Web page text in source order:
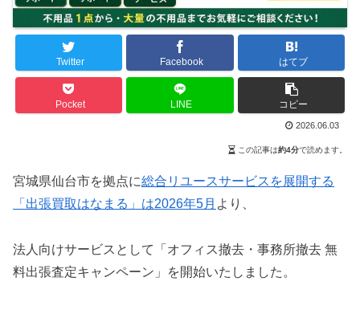
Twitter Facebook はてブ
Pocket LINE コピー
2026.06.03
この記事は約4分で読めます。
宮城県仙台市を拠点に総合リユースサービスを展開する
「出張買取はなまる」は2026年5月 より、
法人向けサービスとして「オフィス撤去・事務所撤去 無
料出張査定キャンペーン」を開始いたしました。